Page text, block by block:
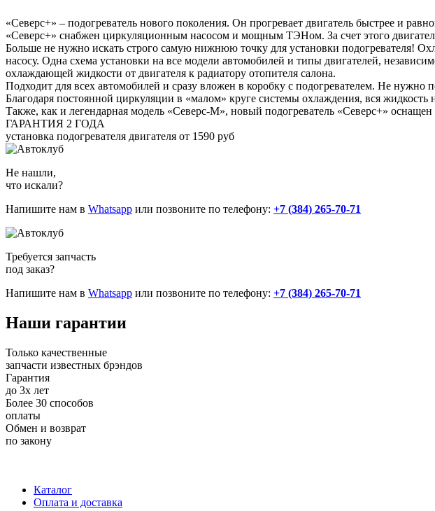
«Северс+» – подогреватель нового поколения. Он прогревает двигатель быстрее и
«Северс+» снабжен циркуляционным насосом и мощным ТЭНом. За счет этого
Больше не нужно искать строго самую нижнюю точку для установки подогревателя!
насосу. Одна схема установки на все модели автомобилей и типы двигателей,
охлаждающей жидкости от двигателя к радиатору отопителя салона.
Подходит для всех автомобилей и сразу вложен в коробку с подогревателем. Не нужно
Благодаря постоянной циркуляции в «малом» круге системы охлаждения, вся жидкость
Также, как и легендарная модель «Северс-М», новый подогреватель «Северс+»
ГАРАНТИЯ 2 ГОДА
установка подогревателя двигателя от 1590 руб
Не нашли,
что искали?
Напишите нам в Whatsapp или позвоните по телефону: +7 (384) 265-70-71
Требуется запчасть
под заказ?
Напишите нам в Whatsapp или позвоните по телефону: +7 (384) 265-70-71
Наши гарантии
Только качественные
запчасти известных брэндов
Гарантия
до 3х лет
Более 30 способов
оплаты
Обмен и возврат
по закону
Каталог
Оплата и доставка